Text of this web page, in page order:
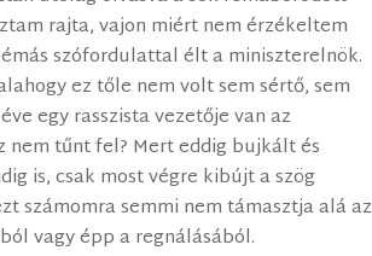
rajta, vajon miért nem érzékeltem
szófordulattal élt a miniszterelnök.
ez tőle nem volt sem sértő, sem
egy rasszista vezetője van az
nem tűnt fel? Mert eddig bujkált és
is, csak most végre kibújt a szög
számomra semmi nem támasztja alá az
vagy épp a regnálásából.